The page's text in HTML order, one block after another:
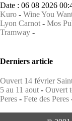
Date : 06 08 2026
Kuro - Wine You
Lyon Carnot- Mos
Tramway -
Derniers article
Ouvert 14 février
5 au 11 aout - Ouvert
Peres - Fete des Peres